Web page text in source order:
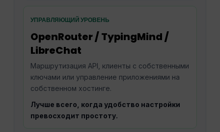
УПРАВЛЯЮЩИЙ УРОВЕНЬ
OpenRouter / TypingMind /
LibreChat
Маршрутизация API, клиенты с собственными
ключами или управление приложениями на
собственном хостинге.
Лучше всего, когда удобство настройки
превосходит простоту.